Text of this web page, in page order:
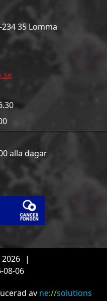
35 Lomma
alla dagar
|
08-06
av ne://solutions